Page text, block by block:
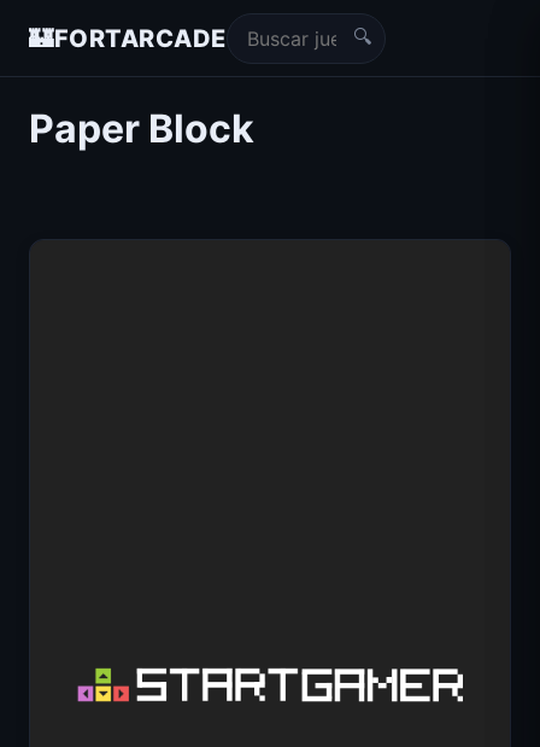
🏰FORTARCADE 🔍
Paper Block